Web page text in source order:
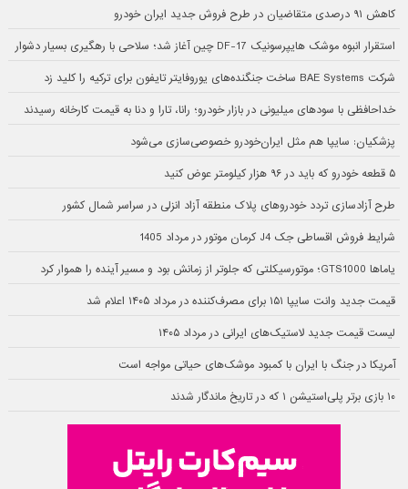
کاهش ۹۱ درصدی متقاضیان در طرح فروش جدید ایران خودرو
استقرار انبوه موشک هایپرسونیک DF-17 چین آغاز شد؛ سلاحی با رهگیری بسیار دشوار
شرکت BAE Systems ساخت جنگنده‌های یوروفایتر تایفون برای ترکیه را کلید زد
خداحافظی با سودهای میلیونی در بازار خودرو؛ رانا، تارا و دنا به قیمت کارخانه رسیدند
پزشکیان: سایپا هم مثل ایران‌خودرو خصوصی‌سازی می‌شود
۵ قطعه خودرو که باید در ۹۶ هزار کیلومتر عوض کنید
طرح آزادسازی تردد خودروهای پلاک منطقه آزاد انزلی در سراسر شمال کشور
شرایط فروش اقساطی جک J4 کرمان موتور در مرداد 1405
یاماها GTS1000؛ موتورسیکلتی که جلوتر از زمانش بود و مسیر آینده را هموار کرد
قیمت جدید وانت سایپا ۱۵۱ برای مصرف‌کننده در مرداد ۱۴۰۵ اعلام شد
لیست قیمت جدید لاستیک‌های ایرانی در مرداد ۱۴۰۵
آمریکا در جنگ با ایران با کمبود موشک‌های حیاتی مواجه است
۱۰ بازی برتر پلی‌استیشن ۱ که در تاریخ ماندگار شدند